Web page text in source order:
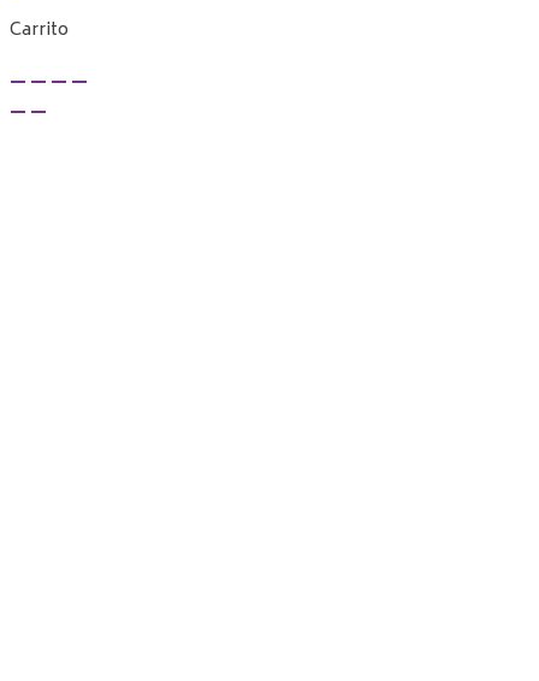
Carrito